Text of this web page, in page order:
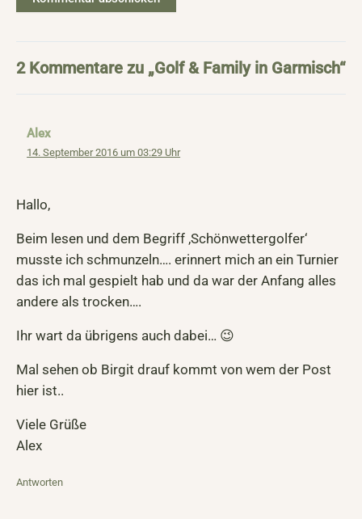
2 Kommentare zu „Golf & Family in Garmisch“
Alex
14. September 2016 um 03:29 Uhr
Hallo,
Beim lesen und dem Begriff ‚Schönwettergolfer‘
musste ich schmunzeln…. erinnert mich an ein Turnier
das ich mal gespielt hab und da war der Anfang alles
andere als trocken….
Ihr wart da übrigens auch dabei… 😉
Mal sehen ob Birgit drauf kommt von wem der Post
hier ist..
Viele Grüße
Alex
Antworten